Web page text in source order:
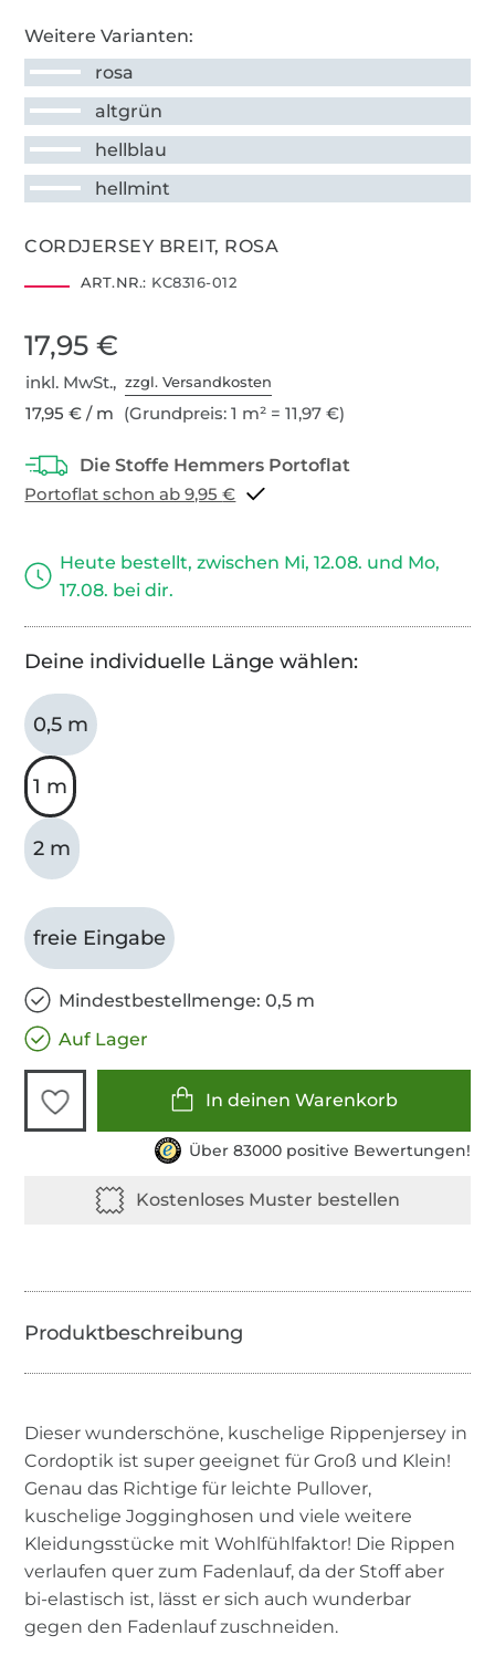
Weitere Varianten:
rosa
altgrün
hellblau
hellmint
CORDJERSEY BREIT, ROSA
ART.NR.: KC8316-012
17,95 €
inkl. MwSt.,zzgl. Versandkosten
17,95 € / m (Grundpreis: 1 m² = 11,97 €)
Portoflat schon ab 9,95 €
Heute bestellt, zwischen Mi, 12.08. und Mo,
17.08. bei dir.
Deine individuelle Länge wählen:
0,5 m
1 m
2 m
freie Eingabe
Mindestbestellmenge: 0,5 m
Auf Lager
In deinen Warenkorb
Über 83000 positive Bewertungen!
Dieser wunderschöne, kuschelige Rippenjersey in
Cordoptik ist super geeignet für Groß und Klein!
Genau das Richtige für leichte Pullover,
kuschelige Jogginghosen und viele weitere
Kleidungsstücke mit Wohlfühlfaktor! Die Rippen
verlaufen quer zum Fadenlauf, da der Stoff aber
bi-elastisch ist, lässt er sich auch wunderbar
gegen den Fadenlauf zuschneiden.